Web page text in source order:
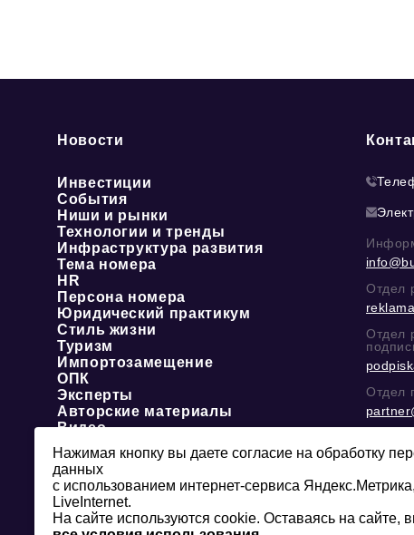
Новости
Инвестиции
События
Ниши и рынки
Технологии и тренды
Инфраструктура развития
Тема номера
HR
Персона номера
Юридический практикум
Стиль жизни
Туризм
Импортозамещение
ОПК
Эксперты
Авторские материалы
Видео
Отдел
Отдел
Отдел
16+
Сайт
Нажимая кнопку вы даете согласие на обработку
данных
с использованием интернет-сервиса
LiveInternet.
На сайте используются cookie. Оставаясь на сайте,